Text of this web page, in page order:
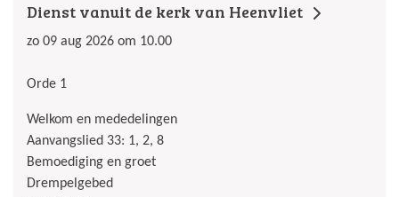
Dienst vanuit de kerk van Heenvliet
zo 09 aug 2026 om 10.00
Orde 1
Welkom en mededelingen
Aanvangslied 33: 1, 2, 8
Bemoediging en groet
Drempelgebed